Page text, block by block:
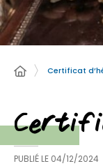
Certificat
PUBLIÉ LE 04/12/2024